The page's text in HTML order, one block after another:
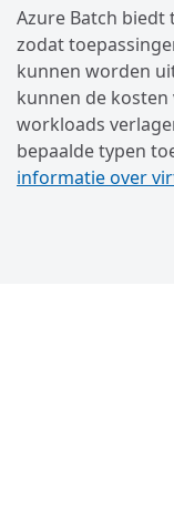
Azure Batch biedt
zodat
kunnen worden
kunnen de
workloads
bepaalde typen
informatie over